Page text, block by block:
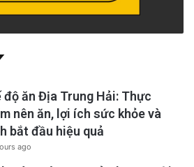
độ ăn Địa Trung Hải: Thực
nên ăn, lợi ích sức khỏe và
bắt đầu hiệu quả
ago